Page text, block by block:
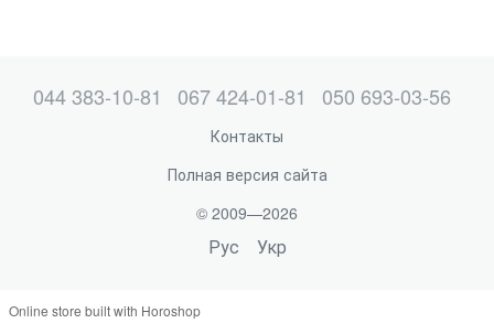
044 383-10-81 067 424-01-81 050 693-03-56
Контакты
Полная версия сайта
© 2009—2026
Рус Укр
Online store built with Horoshop